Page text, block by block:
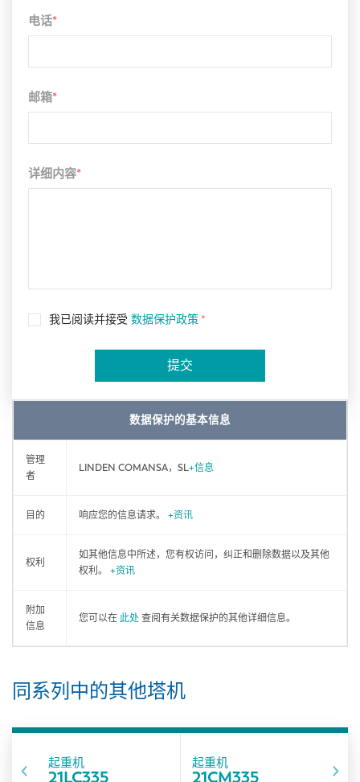
电话*
邮箱*
详细内容*
我已阅读并接受 数据保护政策 *
提交
数据保护的基本信息
管理
者
LINDEN COMANSA，SL+信息
目的 响应您的信息请求。 +资讯
权利
如其他信息中所述，您有权访问，纠正和删除数据以及其他
权利。 +资讯
附加
信息
您可以在 此处 查阅有关数据保护的其他详细信息。
同系列中的其他塔机
起重机
21LC335
起重机
21CM335